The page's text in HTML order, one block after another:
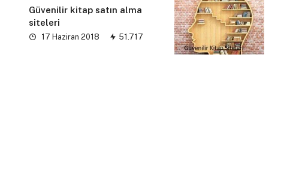
Güvenilir kitap satın alma
siteleri
17 Haziran 2018 51.717